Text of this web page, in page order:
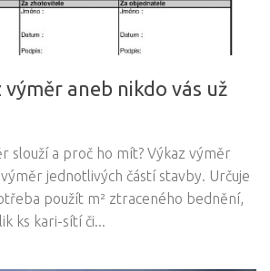
aneb nikdo vás už
slouží a proč ho mít? Výkaz výměr
jednotlivých částí stavby. Určuje
použít m² ztraceného bednění,
ks kari-sítí či...